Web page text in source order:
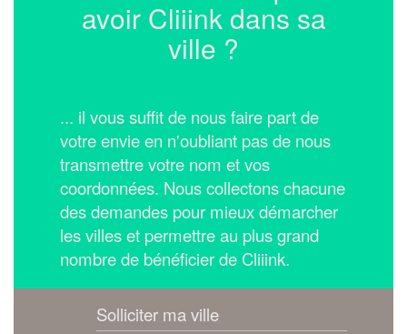
avoir Cliiink dans sa
ville ?
... il vous suffit de nous faire part de
votre envie en n'oubliant pas de nous
transmettre votre nom et vos
coordonnées. Nous collectons chacune
des demandes pour mieux démarcher
les villes et permettre au plus grand
nombre de bénéficier de Cliiink.
Solliciter ma ville